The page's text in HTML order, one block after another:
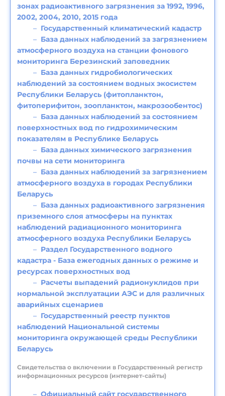
зонах радиоактивного загрязнения за 1992, 1996,
2002, 2004, 2010, 2015 года
Государственный климатический кадастр
База данных наблюдений за загрязнением
атмосферного воздуха на станции фонового
мониторинга Березинский заповедник
База данных гидробиологических
наблюдений за состоянием водных экосистем
Республики Беларусь (фитопланктон,
фитоперифитон, зоопланктон, макрозообентос)
База данных наблюдений за состоянием
поверхностных вод по гидрохимическим
показателям в Республике Беларусь
База данных химического загрязнения
почвы на сети мониторинга
База данных наблюдений за загрязнением
атмосферного воздуха в городах Республики
Беларусь
База данных радиоактивного загрязнения
приземного слоя атмосферы на пунктах
наблюдений радиационного мониторинга
атмосферного воздуха Республики Беларусь
Раздел Государственного водного
кадастра - База ежегодных данных о режиме и
ресурсах поверхностных вод
Расчеты выпадений радионуклидов при
нормальной эксплуатации АЭС и для различных
аварийных сценариев
Государственный реестр пунктов
наблюдений Национальной системы
мониторинга окружающей среды Республики
Беларусь
Свидетельства о включении в Государственный регистр
информационных ресурсов (интернет-сайты)
Официальный сайт государственного